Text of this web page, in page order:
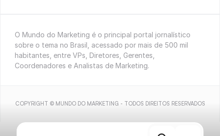
O Mundo do Marketing é o principal portal jornalístico
sobre o tema no Brasil, acessado por mais de 500 mil
habitantes, entre VPs, Diretores, Gerentes,
Coordenadores e Analistas de Marketing.
COPYRIGHT © MUNDO DO MARKETING - TODOS DIREITOS RESERVADOS